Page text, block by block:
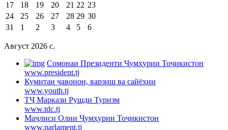
17
18 19 20 21 22 23
24
25 26 27 28 29 30
31
1 2 3 4 5 6
Август 2026 c.
Cомонаи Президенти Ҷумҳурии Тоҷикистон
www.president.tj
Кумитаи ҷавонон, варзиш ва сайёҳии
www.youth.tj
ТҶ Маркази Рушди Туризм
www.tdc.tj
Маҷлиси Олии Ҷумҳурии Тоҷикистон
www.parlament.tj